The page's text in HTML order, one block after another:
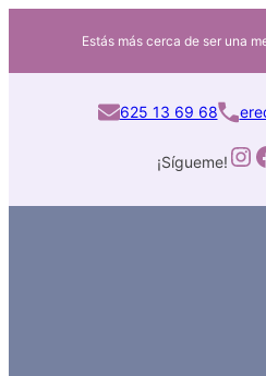
Estás más cerca de ser una
625 13 69 68
¡Sígueme!Instagram Facebook